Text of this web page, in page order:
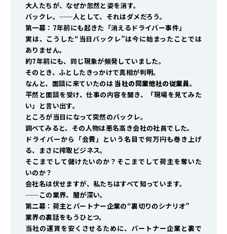
大人たちが、なぜか忽然と姿を消す。
バックレ。──人として、それはダメだろう。
第一幕：7年前にも起きた「消えるドライバー事件」
実は、こうした“当日バックレ”は今に始まったことでは
ありません。
約7年前にも、同じ現象が頻発していました。
そのとき、ふとしたきっかけで真相が判明。
なんと、面談に来ていたのは当社の同業他社の従業員。
平然と面談を受け、仕事の内容を聞き、「現場を見てみた
い」と言い出す。
ところが当日になって突然のバックレ。
調べてみると、その人物は悪名高き会社の社員でした。
ドライバーから「会費」という名目で何万円も巻き上げ
る、まさに搾取ビジネス。
そこまでして儲けたいのか？そこまでして荷主を奪いた
いのか？
会社名は伏せますが、私たちはすべて知っています。
──この業界、闇が深い。
第二幕：荷主とパートナー企業の“裏切りのシナリオ”
業界の裏話をもうひとつ。
当社の運賃を安くさせるために、パートナー企業と裏で